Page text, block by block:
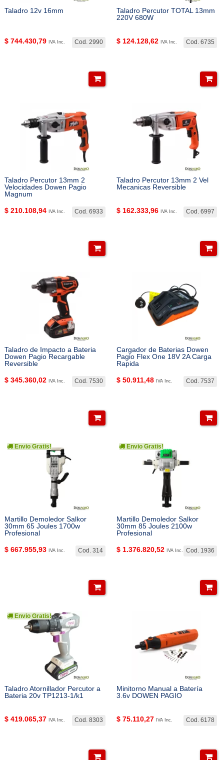
Taladro 12v 16mm
Cod. 2990
$ 744.430,79 IVA Inc.
Taladro Percutor TOTAL 13mm
220V 680W
Cod. 6735
$ 124.128,62 IVA Inc.
Taladro Percutor 13mm 2
Velocidades Dowen Pagio
Magnum
Cod. 6933
$ 210.108,94 IVA Inc.
Taladro Percutor 13mm 2 Vel
Mecanicas Reversible
Cod. 6997
$ 162.333,96 IVA Inc.
Taladro de Impacto a Bateria
Dowen Pagio Recargable
Reversible
Cod. 7530
$ 345.360,02 IVA Inc.
Cargador de Baterias Dowen
Pagio Flex One 18V 2A Carga
Rapida
Cod. 7537
$ 50.911,48 IVA Inc.
Envio Gratis!
Martillo Demoledor Salkor
30mm 65 Joules 1700w
Profesional
Cod. 314
$ 667.955,93 IVA Inc.
Envio Gratis!
Martillo Demoledor Salkor
30mm 85 Joules 2100w
Profesional
Cod. 1936
$ 1.376.820,52 IVA Inc.
Envio Gratis!
Taladro Atornillador Percutor a
Bateria 20v TP1213-1/k1
Cod. 8303
$ 419.065,37 IVA Inc.
Minitorno Manual a Batería
3.6v DOWEN PAGIO
Cod. 6178
$ 75.110,27 IVA Inc.